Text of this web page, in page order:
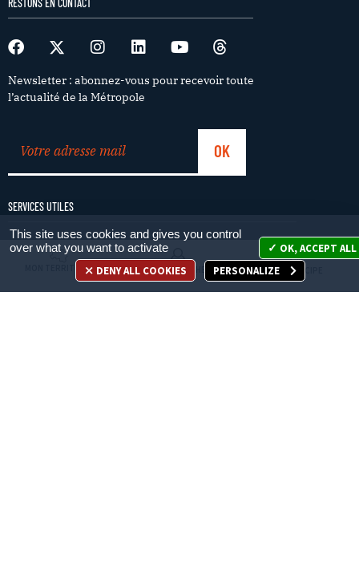
Newsletter : abonnez-vous pour recevoir toute
l’actualité de la Métropole
SERVICES UTILES
Mon territoire
Mes démarches
MON TERRITOIRE MES DÉMARCHES JE PARTICIPE
This site uses cookies and gives you control
over what you want to activate
OK, ACCEPT ALL
DENY ALL COOKIES
PERSONALIZE